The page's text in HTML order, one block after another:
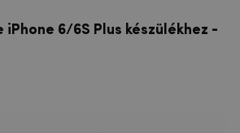
iPhone 6/6S Plus készülékhez -